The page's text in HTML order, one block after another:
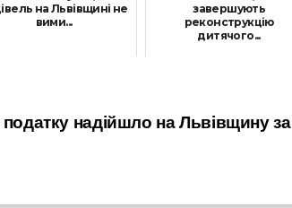
на Львівщині не
вими...
завершують
реконструкцію
дитячого...
надійшло на Львівщину за